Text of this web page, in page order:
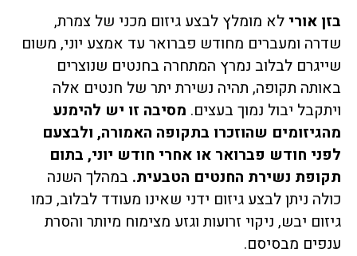
בזן אורי לא מומלץ לבצע גיזום מכני של צמרת,
שדרה ומעברים מחודש פברואר עד אמצע יוני, משום
שייגרם לבלוב נמרץ המתחרה בחנטים שנוצרים
באותה תקופה, תהיה נשירת יתר של חנטים אלה
ויתקבל יבול נמוך בעצים. מסיבה זו יש להימנע
מהגיזומים שהוזכרו בתקופה האמורה, ולבצעם
לפני חודש פברואר או אחרי חודש יוני, בתום
תקופת נשירת החנטים הטבעית. במהלך השנה
כולה ניתן לבצע גיזום ידני שאינו מעודד לבלוב, כמו
גיזום יבש, ניקוי זרועות וגזע מצימוח מיותר והסרת
ענפים מבסיסם.